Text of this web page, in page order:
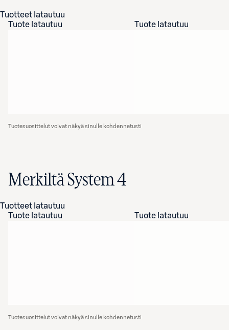
Tuotteet latautuu
Tuote latautuu
Tuote latautuu
Tuotesuosittelut voivat näkyä sinulle kohdennetusti
Merkiltä System 4
Tuotteet latautuu
Tuote latautuu
Tuote latautuu
Tuotesuosittelut voivat näkyä sinulle kohdennetusti